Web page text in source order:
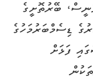
ބޭރުތޮށީގެ
2004 ވަނަ އަހަރުގެ ޑިސެމްބަރުމަހުގެ
ފަޅަށް